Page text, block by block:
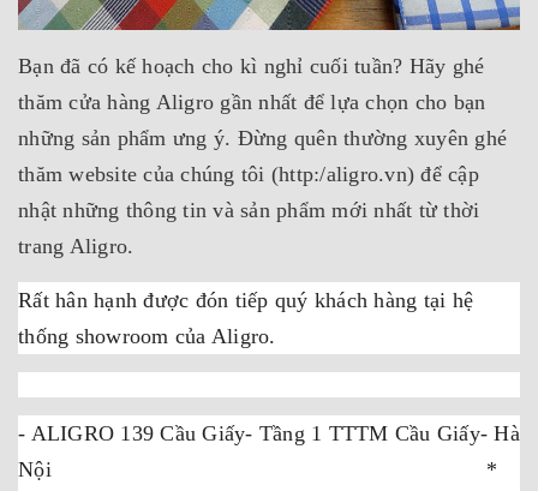
Bạn đã có kế hoạch cho kì nghỉ cuối tuần? Hãy ghé
thăm cửa hàng Aligro gần nhất để lựa chọn cho bạn
những sản phẩm ưng ý. Đừng quên thường xuyên ghé
thăm website của chúng tôi (http:/aligro.vn) để cập
nhật những thông tin và sản phẩm mới nhất từ thời
trang Aligro.
Rất hân hạnh được đón tiếp quý khách hàng tại hệ
thống showroom của Aligro.
- ALIGRO 139 Cầu Giấy- Tầng 1 TTTM Cầu Giấy- Hà
Nội *